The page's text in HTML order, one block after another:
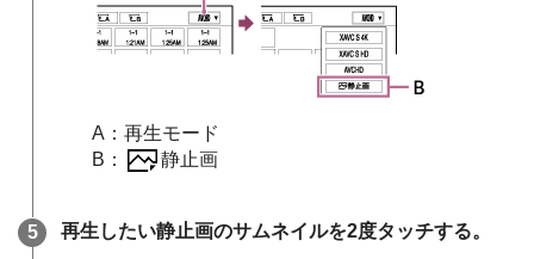
A：再生モード
B：
静止画
再生したい静止画のサムネイルを2度タッチする。